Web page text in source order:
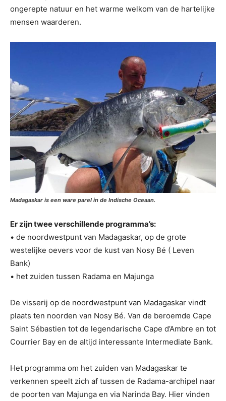
ongerepte natuur en het warme welkom van de hartelijke
mensen waarderen.
Madagaskar is een ware parel in de Indische Oceaan.
Er zijn twee verschillende programma’s:
• de noordwestpunt van Madagaskar, op de grote
westelijke oevers voor de kust van Nosy Bé ( Leven
Bank)
• het zuiden tussen Radama en Majunga
De visserij op de noordwestpunt van Madagaskar vindt
plaats ten noorden van Nosy Bé. Van de beroemde Cape
Saint Sébastien tot de legendarische Cape d’Ambre en tot
Courrier Bay en de altijd interessante Intermediate Bank.
Het programma om het zuiden van Madagaskar te
verkennen speelt zich af tussen de Radama-archipel naar
de poorten van Majunga en via Narinda Bay. Hier vinden